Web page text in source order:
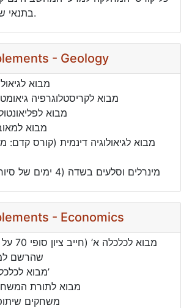
בתנאי שעומדים בקורסי הקדם.
- Geology
206-19011 מבוא
206-11051 מבוא לקריסטלוגרפיה
206-11121 מבוא
206-11151 מבוא
206-11134 מינרלים וסלעים בשדה (4 ימים של סיורים)
- Economics
שהרשם
142-11021 מבוא לכלכלה ב’
142-12561 מבוא לתורת
142-16701 משחקים